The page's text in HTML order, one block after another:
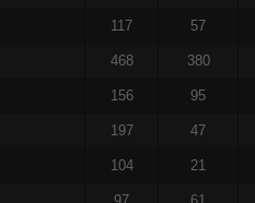
117 57
468 380
156 95
197 47
104 21